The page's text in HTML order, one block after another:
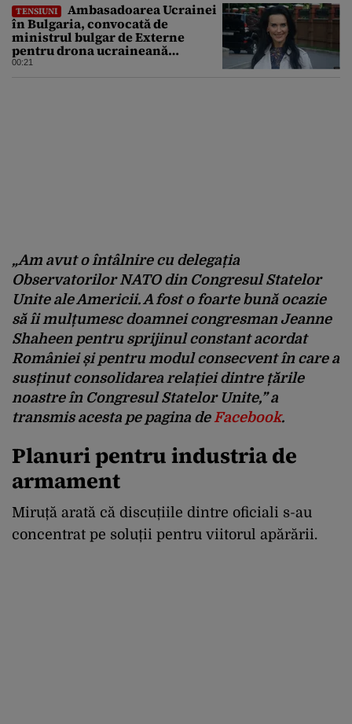
TENSIUNI
Ambasadoarea Ucrainei
în Bulgaria, convocată de
ministrul bulgar de Externe
pentru drona ucraineană
prăbușită în apropierea
00:21
„Am avut o întâlnire cu delegația
Observatorilor NATO din Congresul Statelor
Unite ale Americii. A fost o foarte bună ocazie
să îi mulțumesc doamnei congresman Jeanne
Shaheen pentru sprijinul constant acordat
României și pentru modul consecvent în care a
susținut consolidarea relației dintre țările
noastre în Congresul Statelor Unite,” a
transmis acesta pe pagina deFacebook.
Planuri pentru industria de
armament
Miruță arată că discuțiile dintre oficiali s-au
concentrat pe soluții pentru viitorul apărării.